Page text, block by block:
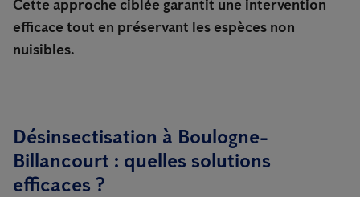
Cette approche ciblée garantit une intervention
efficace tout en préservant les espèces non
nuisibles.
Désinsectisation à Boulogne-
Billancourt : quelles solutions
efficaces ?